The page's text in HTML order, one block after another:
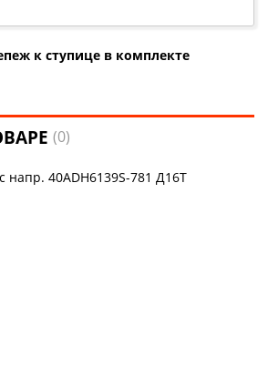
к ступице в комплекте
(0)
напр. 40ADH6139S-781 Д16Т